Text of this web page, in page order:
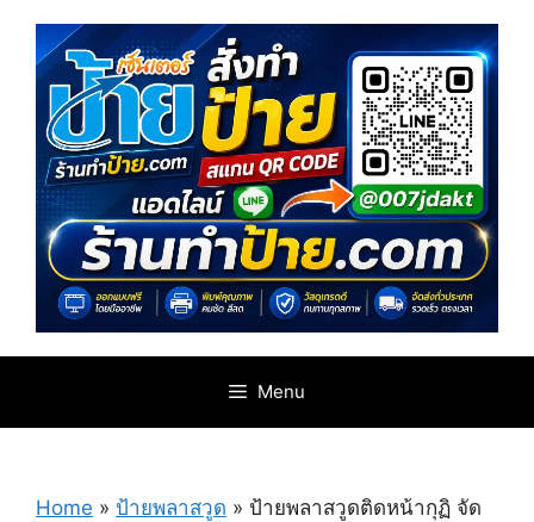
content
Menu
Home » ป้ายพลาสวูด » ป้ายพลาสวูด​ติดหน้ากุฏิ​ จัด